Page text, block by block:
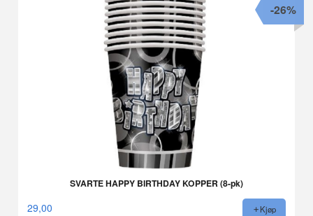
SVARTE HAPPY BIRTHDAY KOPPER (8-pk)
29,00
-26%
Kjøp